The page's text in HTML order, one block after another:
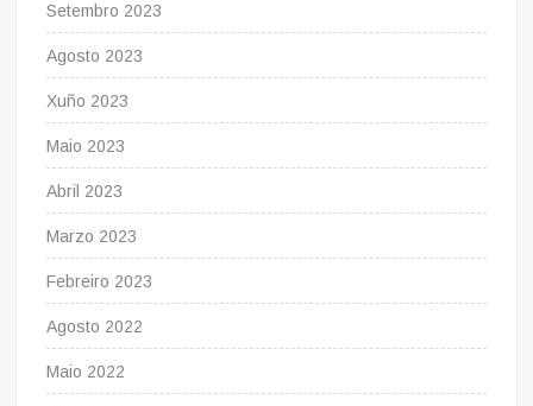
Setembro 2023
Agosto 2023
Xuño 2023
Maio 2023
Abril 2023
Marzo 2023
Febreiro 2023
Agosto 2022
Maio 2022